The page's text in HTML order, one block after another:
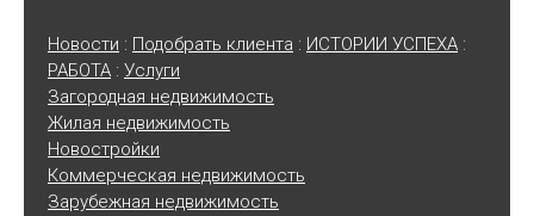
Новости : Подобрать клиента : ИСТОРИИ УСПЕХА :
РАБОТА : Услуги
Загородная недвижимость
Жилая недвижимость
Новостройки
Коммерческая недвижимость
Зарубежная недвижимость